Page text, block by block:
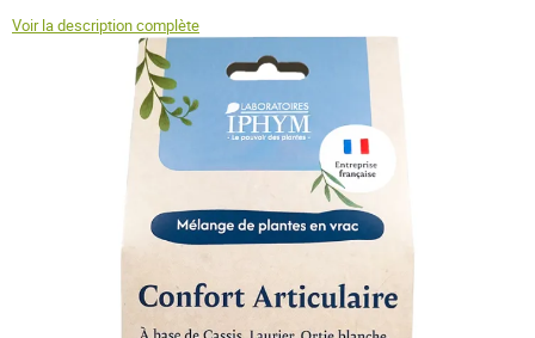
Voir la description complète